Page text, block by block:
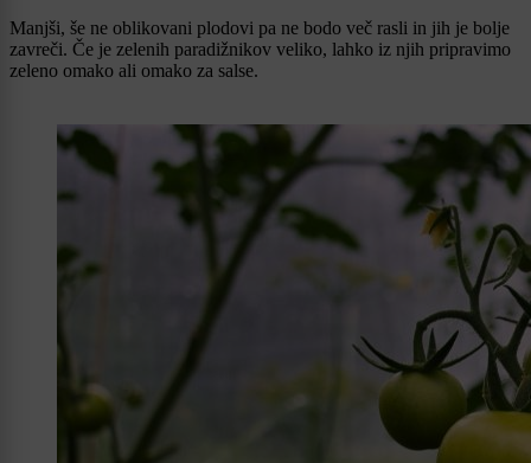
Manjši, še ne oblikovani plodovi pa ne bodo več rasli in jih je bolje
zavreči. Če je zelenih paradižnikov veliko, lahko iz njih pripravimo
zeleno omako ali omako za salse.